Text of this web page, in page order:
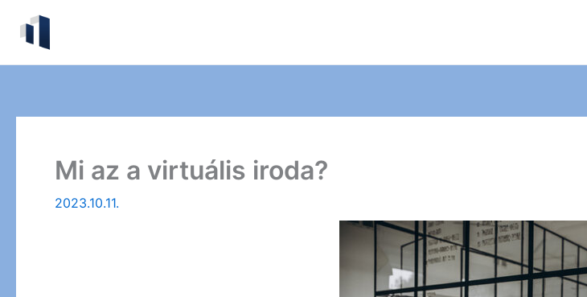
content
Mi az a virtuális iroda?
2023.10.11.